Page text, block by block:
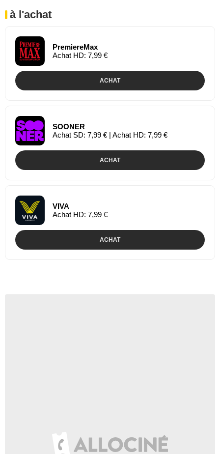
à l'achat
PremiereMax
Achat HD: 7,99 €
ACHAT
SOONER
Achat SD: 7,99 € | Achat HD: 7,99 €
ACHAT
VIVA
Achat HD: 7,99 €
ACHAT